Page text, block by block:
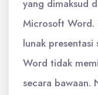
yang dimaksud
Microsoft Word.
lunak
Word tidak
secara bawaan.